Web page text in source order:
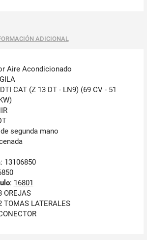
ADICIONAL
Aire Acondicionado
CAT (Z 13 DT - LN9) (69 CV - 51
segunda mano
: 13106850
: 16801
OREJAS
TOMAS LATERALES